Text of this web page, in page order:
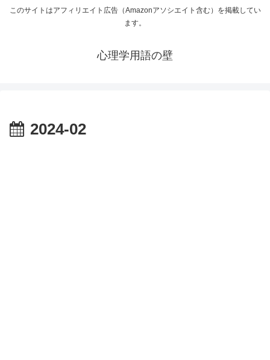
このサイトはアフィリエイト広告（Amazonアソシエイト含む）を掲載してい
ます。
心理学用語の壁
2024-02